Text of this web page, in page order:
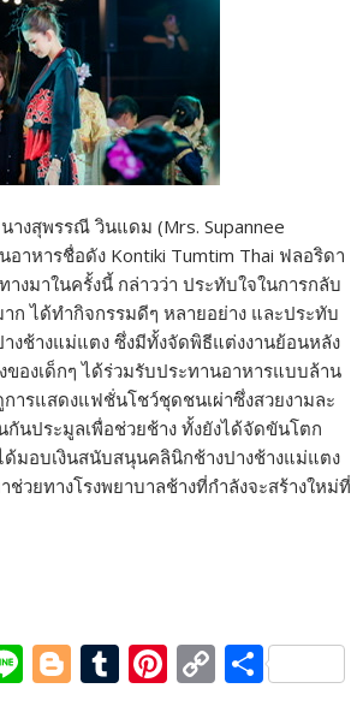
งสุพรรณี วินแดม (Mrs. Supannee
อาหารชื่อดัง Kontiki Tumtim Thai ฟลอริดา
งมาในครั้งนี้ กล่าวว่า ประทับใจในการกลับ
ก ได้ทำกิจกรรมดีๆ หลายอย่าง และประทับ
งช้างแม่แตง ซึ่งมีทั้งจัดพิธีแต่งงานย้อนหลัง
ของเด็กๆ ได้ร่วมรับประทานอาหารแบบล้าน
ารแสดงแฟชั่นโชว์ชุดชนเผ่าซึ่งสวยงามละ
กันประมูลเพื่อช่วยช้าง ทั้งยังได้จัดขันโตก
ด้มอบเงินสนับสนุนคลินิกช้างปางช้างแม่แตง
ช่วยทางโรงพยาบาลช้างที่กำลังจะสร้างใหม่ที่
Li Bl T Pi C S